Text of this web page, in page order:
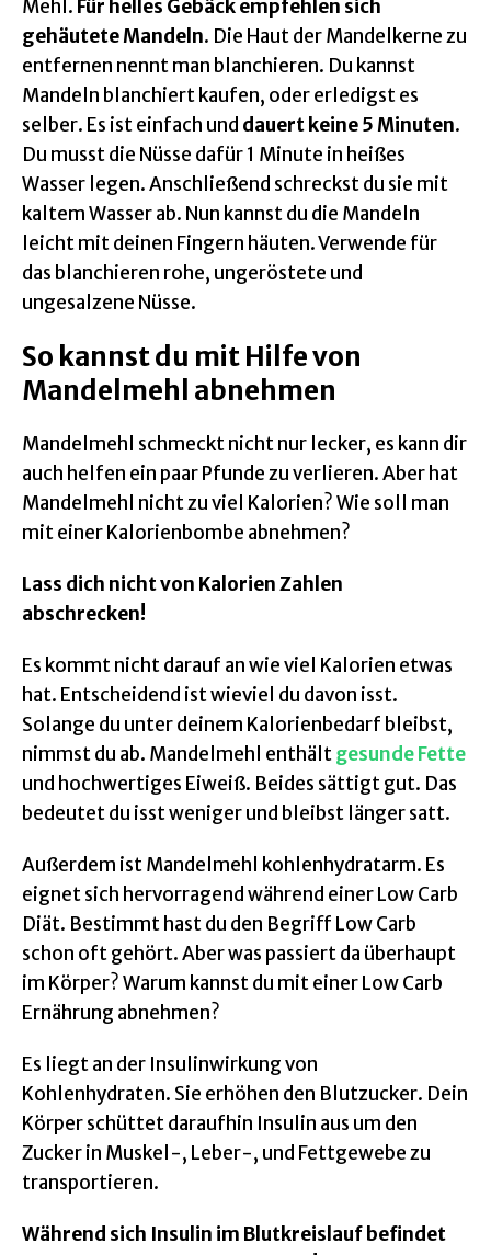
Mehl. Für helles Gebäck empfehlen sich
gehäutete Mandeln. Die Haut der Mandelkerne zu
entfernen nennt man blanchieren. Du kannst
Mandeln blanchiert kaufen, oder erledigst es
selber. Es ist einfach und dauert keine 5 Minuten.
Du musst die Nüsse dafür 1 Minute in heißes
Wasser legen. Anschließend schreckst du sie mit
kaltem Wasser ab. Nun kannst du die Mandeln
leicht mit deinen Fingern häuten. Verwende für
das blanchieren rohe, ungeröstete und
ungesalzene Nüsse.
So kannst du mit Hilfe von
Mandelmehl abnehmen
Mandelmehl schmeckt nicht nur lecker, es kann dir
auch helfen ein paar Pfunde zu verlieren. Aber hat
Mandelmehl nicht zu viel Kalorien? Wie soll man
mit einer Kalorienbombe abnehmen?
Lass dich nicht von Kalorien Zahlen
abschrecken!
Es kommt nicht darauf an wie viel Kalorien etwas
hat. Entscheidend ist wieviel du davon isst.
Solange du unter deinem Kalorienbedarf bleibst,
nimmst du ab. Mandelmehl enthältgesunde Fette
und hochwertiges Eiweiß. Beides sättigt gut. Das
bedeutet du isst weniger und bleibst länger satt.
Außerdem ist Mandelmehl kohlenhydratarm. Es
eignet sich hervorragend während einer Low Carb
Diät. Bestimmt hast du den Begriff Low Carb
schon oft gehört. Aber was passiert da überhaupt
im Körper? Warum kannst du mit einer Low Carb
Ernährung abnehmen?
Es liegt an der Insulinwirkung von
Kohlenhydraten. Sie erhöhen den Blutzucker. Dein
Körper schüttet daraufhin Insulin aus um den
Zucker in Muskel-, Leber-, und Fettgewebe zu
transportieren.
Während sich Insulin im Blutkreislauf befindet